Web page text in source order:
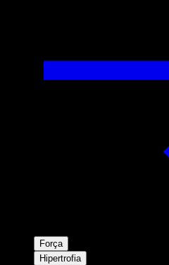
Força
Hipertrofia